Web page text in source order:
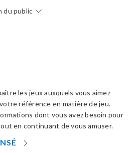
du public
les jeux auxquels vous aimez
référence en matière de jeu.
dont vous avez besoin pour
en continuant de vous amuser.